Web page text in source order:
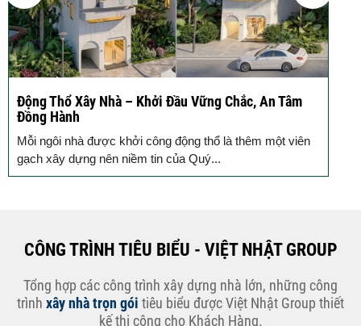
Động Thổ Xây Nhà – Khởi Đầu Vững Chắc, An Tâm
Đồng Hành
Mỗi ngôi nhà được khởi công động thổ là thêm một viên
gạch xây dựng nên niềm tin của Quý...
CÔNG TRÌNH TIÊU BIỂU - VIỆT NHẬT GROUP
Tổng hợp các công trình xây dựng nhà lớn, những công
trình xây nhà trọn gói tiêu biểu được Việt Nhật Group thiết
kế thi công cho Khách Hàng.